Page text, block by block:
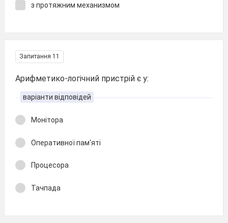
з протяжним механизмом
Запитання 11
Арифметико-логічний пристрій є у:
варіанти відповідей
Монітора
Оперативної пам'яті
Процесора
Тачпада